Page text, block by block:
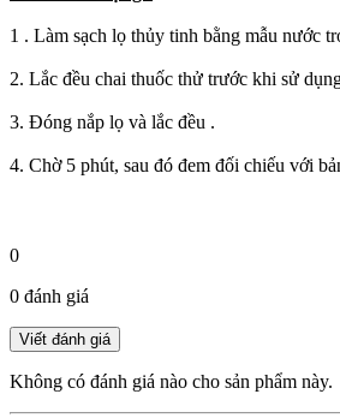
1 . Làm sạch lọ thủy tinh bằng mẫu nước
2. Lắc đều chai thuốc thử trước khi sử
3. Đóng nắp lọ và lắc đều .
4. Chờ 5 phút, sau đó đem đối chiếu với
0
0 đánh giá
Không có đánh giá nào cho sản phẩm này.